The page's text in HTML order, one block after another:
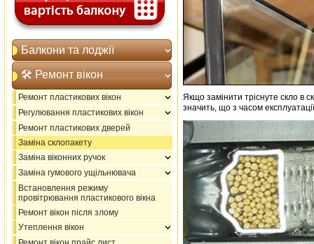
Балкони та лоджії
🛠️ Ремонт вікон
Ремонт пластикових вікон
Регулювання пластикових вікон
Ремонт пластикових дверей
Заміна склопакету
Заміна віконних ручок
Заміна гумового ущільнювача
Встановлення режиму
провітрювання пластикового вікна
Ремонт вікон після злому
Утеплення вікон
Якщо замінити тріснуте скло в
значить, що з часом